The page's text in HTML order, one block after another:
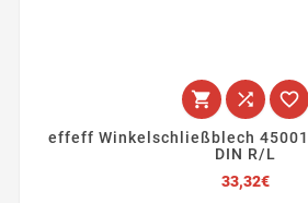
  
effeff Winkelschließblech
DIN R/L
33,32€Preis